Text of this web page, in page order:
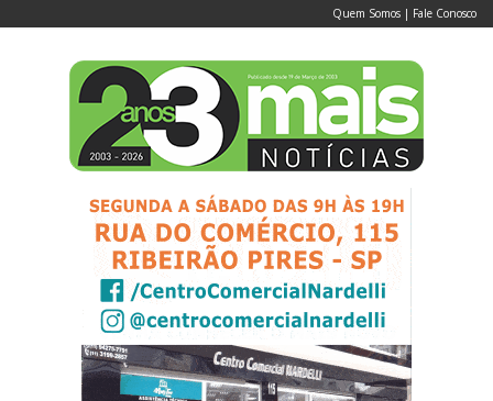
Quem Somos | Fale Conosco